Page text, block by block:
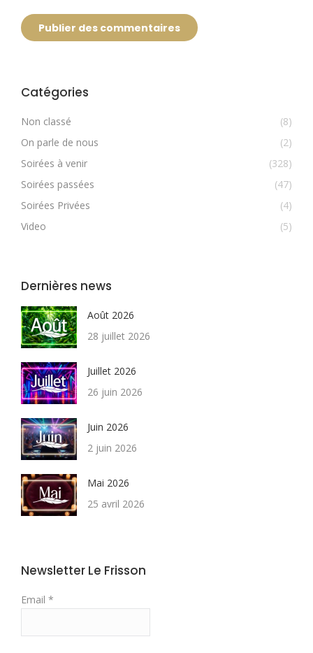
Publier des commentaires
Catégories
Non classé
(8)
On parle de nous
(2)
Soirées à venir
(328)
Soirées passées
(47)
Soirées Privées
(4)
Video
(5)
Dernières news
Août 2026
28 juillet 2026
Juillet 2026
26 juin 2026
Juin 2026
2 juin 2026
Mai 2026
25 avril 2026
Newsletter Le Frisson
Email *